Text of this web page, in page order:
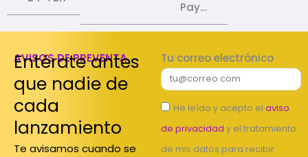
Pay…
AVISOS DE PREVENTA
Entérate antes
que nadie de
cada
lanzamiento
Te avisamos cuando se
Tu correo electrónico
He leído y acepto el aviso
de privacidad y el tratamiento
de mis datos para recibir